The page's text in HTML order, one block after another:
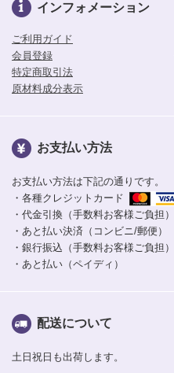
インフォメーション
ご利用ガイド
会員登録
特定商取引法
原材料成分表示
お支払い方法
お支払い方法は下記の通りです。
・各種クレジットカード
・代金引換（手数料お客様ご負担）
・あと払い決済（コンビニ/郵便）
・銀行振込（手数料お客様ご負担）
・あと払い（ペイディ）
配送について
土日祝日も出荷します。